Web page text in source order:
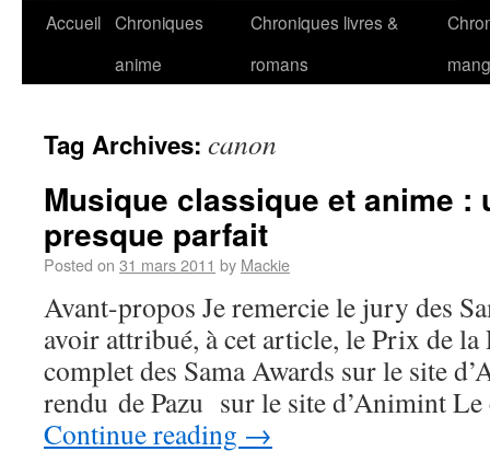
Accueil Chroniques
anime
Chroniques livres &
romans
Tag Archives: canon
Musique classique et anime :
presque parfait
Posted on 31 mars 2011 by Mackie
Avant-propos Je remercie le jury des
avoir attribué, à cet article, le Prix de la
complet des Sama Awards sur le site
rendu de Pazu sur le site d’Animint
Continue reading →